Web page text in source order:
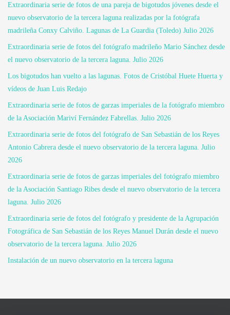
Extraordinaria serie de fotos de una pareja de bigotudos jóvenes desde el
nuevo observatorio de la tercera laguna realizadas por la fotógrafa
madrileña Conxy Calviño. Lagunas de La Guardia (Toledo) Julio 2026
Extraordinaria serie de fotos del fotógrafo madrileño Mario Sánchez desde
el nuevo observatorio de la tercera laguna. Julio 2026
Los bigotudos han vuelto a las lagunas. Fotos de Cristóbal Huete Huerta y
vídeos de Juan Luis Redajo
Extraordinaria serie de fotos de garzas imperiales de la fotógrafo miembro
de la Asociación Mariví Fernández Fabrellas. Julio 2026
Extraordinaria serie de fotos del fotógrafo de San Sebastián de los Reyes
Antonio Cabrera desde el nuevo observatorio de la tercera laguna. Julio
2026
Extraordinaria serie de fotos de garzas imperiales del fotógrafo miembro
de la Asociación Santiago Ribes desde el nuevo observatorio de la tercera
laguna. Julio 2026
Extraordinaria serie de fotos del fotógrafo y presidente de la Agrupación
Fotográfica de San Sebastián de los Reyes Manuel Durán desde el nuevo
observatorio de la tercera laguna. Julio 2026
Instalación de un nuevo observatorio en la tercera laguna